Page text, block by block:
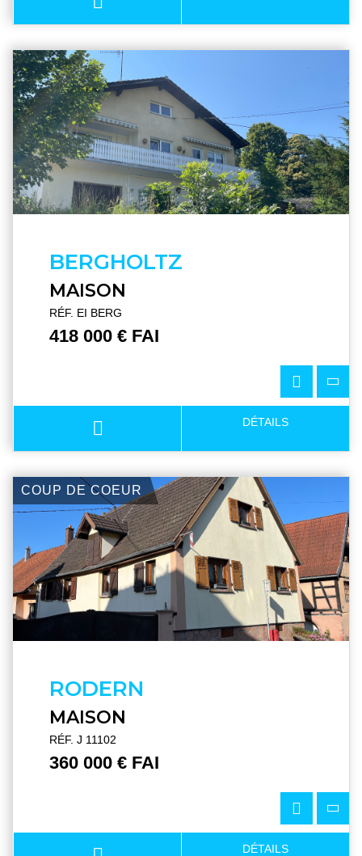
BERGHOLTZ
MAISON
RÉF. EI BERG
418 000 € FAI
DÉTAILS
COUP DE COEUR
RODERN
MAISON
RÉF. J 11102
360 000 € FAI
DÉTAILS